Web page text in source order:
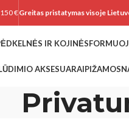
€Greitas pristatymas visoje
IR KOJINĖS
AKSESUARAIPIŽAMOS